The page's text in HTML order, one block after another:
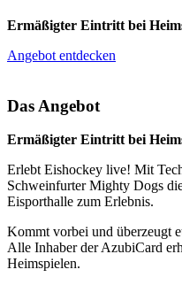
Ermäßigter Eintritt bei
Angebot entdecken
Das Angebot
Ermäßigter Eintritt bei
Erlebt Eishockey live! Mit
Schweinfurter Mighty Dogs
Eisporthalle zum Erlebnis.
Kommt vorbei und überzeugt
Alle Inhaber der AzubiCard
Heimspielen.